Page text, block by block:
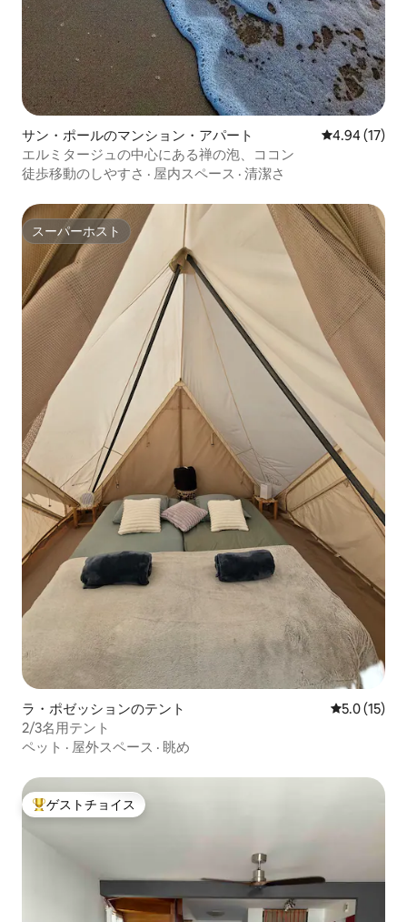
サン・ポールのマンション・アパート レビュー17
4.94 (17)
エルミタージュの中心にある禅の泡、ココン
徒歩移動のしやすさ · 屋内スペース · 清潔さ
スーパーホスト
スーパーホスト
ラ・ポゼッションのテント レビュー15
5.0 (15)
2/3名用テント
ペット · 屋外スペース · 眺め
大好評のゲストチョイスです。
ゲストチョイス